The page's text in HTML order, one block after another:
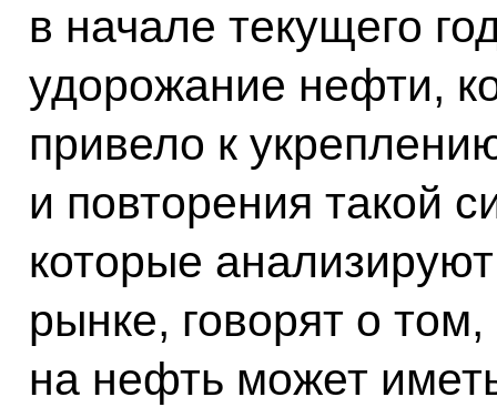
в начале текущего
удорожание нефти,
привело к
и повторения такой
которые
рынке, говорят о
на нефть может